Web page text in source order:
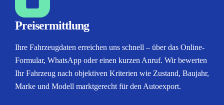
Preisermittlung
Ihre Fahrzeugdaten erreichen uns schnell – über das Online-
Formular, WhatsApp oder einen kurzen Anruf. Wir bewerten
Ihr Fahrzeug nach objektiven Kriterien wie Zustand, Baujahr,
Marke und Modell marktgerecht für den Autoexport.